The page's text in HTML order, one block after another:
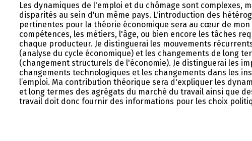
Les dynamiques de l'emploi et du chômage sont complexes,
disparités au sein d'un même pays. L'introduction des
pertinentes pour la théorie économique sera au cœur de mon
compétences, les métiers, l'âge, ou bien encore les tâches
chaque producteur. Je distinguerai les mouvements
(analyse du cycle économique) et les changements de long
(changement structurels de l'économie). Je distinguerai les
changements technologiques et les changements dans les
l’emploi. Ma contribution théorique sera d'expliquer les
et long termes des agrégats du marché du travail ainsi que
travail doit donc fournir des informations pour les choix